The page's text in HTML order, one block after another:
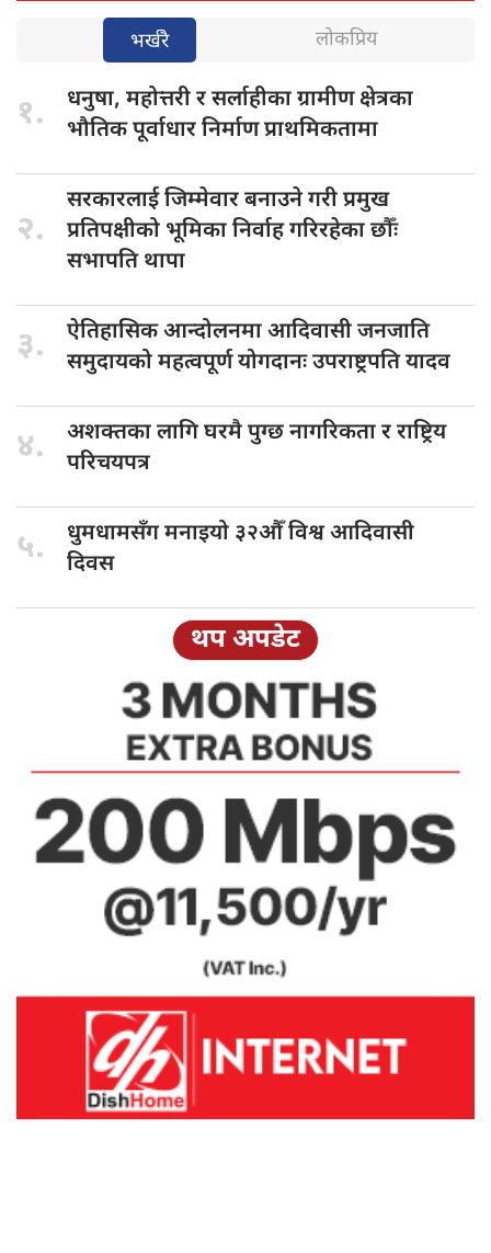
भर्खरै लोकप्रिय
१. धनुषा, महोत्तरीर सर्लाहीका ग्रामीण क्षेत्रका
भौतिक पूर्वाधार निर्माण प्राथमिकतामा
२.
सरकारलाई जिम्मेवारबनाउने गरी प्रमुख
प्रतिपक्षीको भूमिका निर्वाह गरिरहेका छौँः
सभापति थापा
३. ऐतिहासिक आन्दोलनमाआदिवासी जनजाति
समुदायको महत्वपूर्ण योगदानः उपराष्ट्रपति यादव
४. अशक्तका लागिघरमै पुग्छ नागरिकता र राष्ट्रिय
परिचयपत्र
५. धुमधामसँग मनाइयो ३२औँ विश्व आदिवासी
दिवस
थप अपडेट